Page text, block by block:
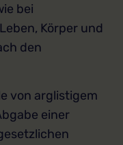
bei
Körper und
den
von arglistigem
einer